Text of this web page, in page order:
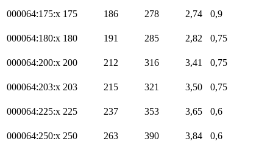
000064:175:x 175 186 278 2,74 0,9
000064:180:x 180 191 285 2,82 0,75
000064:200:x 200 212 316 3,41 0,75
000064:203:x 203 215 321 3,50 0,75
000064:225:x 225 237 353 3,65 0,6
000064:250:x 250 263 390 3,84 0,6